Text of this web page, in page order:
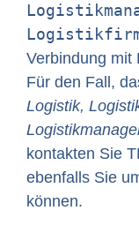
Verbindung mit
Für den Fall,
Logistik,
kontakten Sie
ebenfalls Sie
können.